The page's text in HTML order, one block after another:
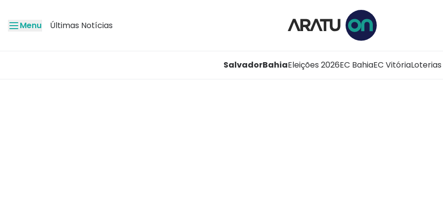
Menu Últimas Notícias
SalvadorBahiaEleições 2026EC BahiaEC VitóriaLoterias